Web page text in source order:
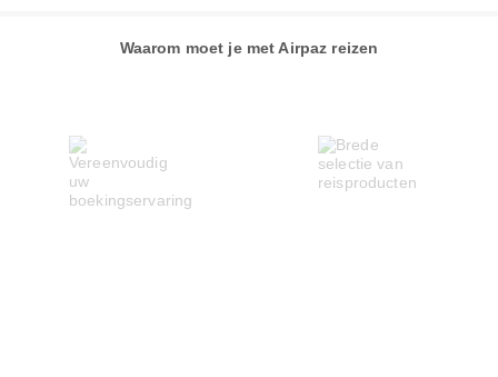
Waarom moet je met Airpaz reizen